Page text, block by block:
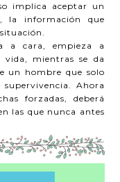
implica aceptar un
la información que
a cara, empieza a
vida, mientras se da
un hombre que solo
supervivencia. Ahora
forzadas, deberá
las que nunca antes